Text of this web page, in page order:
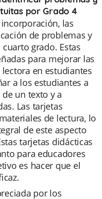
por Grado 4
las
de problemas y
grado. Estas
para mejorar las
en estudiantes
a los estudiantes a
un texto y a
Las tarjetas
de lectura, lo
de este aspecto
tarjetas didácticas
para educadores
es hacer que el
por los